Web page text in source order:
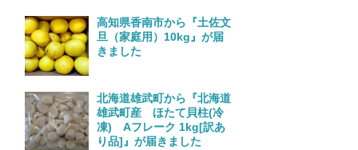
高知県香南市から『土佐文
旦（家庭用）10kg』が届
きました
北海道雄武町から『北海道
雄武町産 ほたて貝柱(冷
凍) Aフレーク 1kg[訳あ
り品]』が届きました